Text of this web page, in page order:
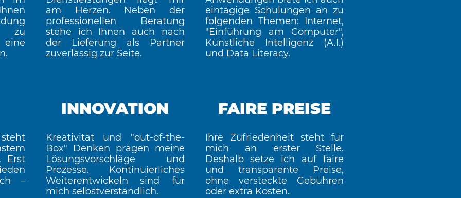
zu
eine
am Herzen. Neben der
professionellen Beratung
stehe ich Ihnen auch nach
der Lieferung als Partner
zuverlässig zur Seite.
eintägige Schulungen an zu
folgenden Themen: Internet,
"Einführung am Computer",
Künstliche Intelligenz (A.I.)
und Data Literacy.
Erst
–
INNOVATION
Kreativität und "out-of-the-
Box" Denken prägen meine
Lösungsvorschläge und
Prozesse. Kontinuierliches
Weiterentwickeln sind für
mich selbstverständlich.
FAIRE PREISE
Ihre Zufriedenheit steht für
mich an erster Stelle.
Deshalb setze ich auf faire
und transparente Preise,
ohne versteckte Gebühren
oder extra Kosten.